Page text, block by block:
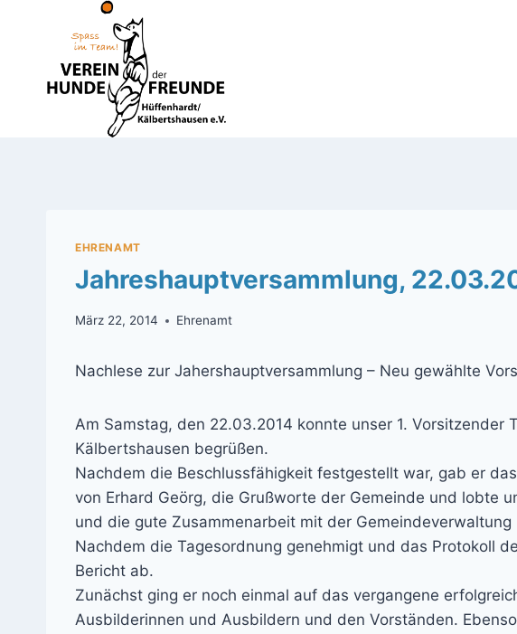
springen
EHRENAMT
Jahreshauptversammlung,
März 22, 2014 Ehrenamt
Nachlese zur Jahershauptversammlung – Neu gewählte
Am Samstag, den 22.03.2014 konnte unser 1.
Kälbertshausen begrüßen.
Nachdem die Beschlussfähigkeit festgestellt war, gab er
von Erhard Geörg, die Grußworte der Gemeinde und lobte
und die gute Zusammenarbeit mit der
Nachdem die Tagesordnung genehmigt und das Protokoll
Bericht ab.
Zunächst ging er noch einmal auf das vergangene
Ausbilderinnen und Ausbildern und den Vorständen.